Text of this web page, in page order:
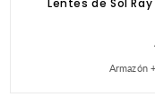
Lentes de Sol
Armazón